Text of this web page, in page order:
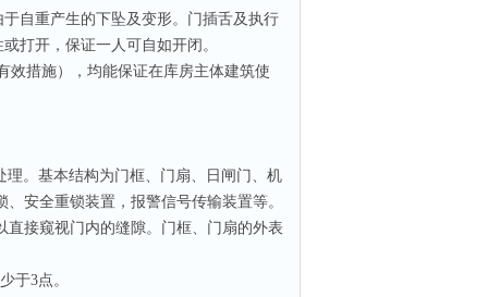
自重产生的下坠及变形。门插舌及执行
打开，保证一人可自如开闭。
效措施），均能保证在库房主体建筑使
。基本结构为门框、门扇、日闸门、机
安全重锁装置，报警信号传输装置等。
直接窥视门内的缝隙。门框、门扇的外表
于3点。